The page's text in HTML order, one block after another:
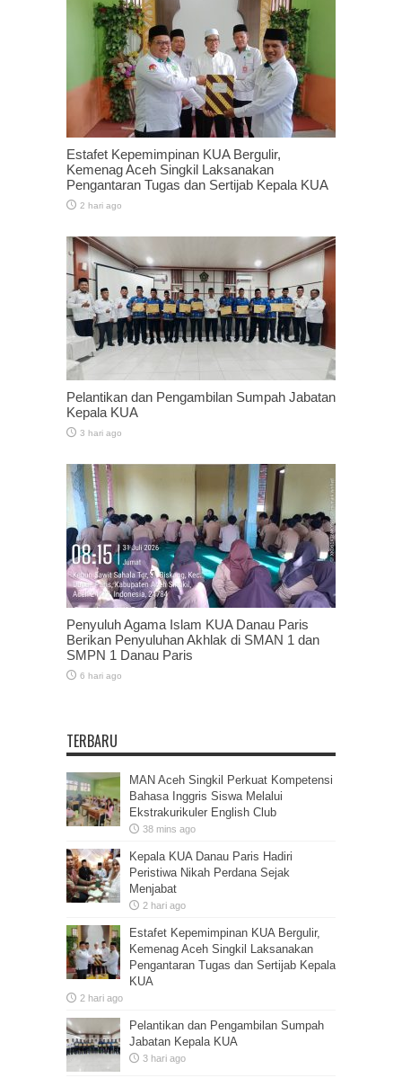
Estafet Kepemimpinan KUA Bergulir,
Kemenag Aceh Singkil Laksanakan
Pengantaran Tugas dan Sertijab Kepala KUA
2 hari ago
Pelantikan dan Pengambilan Sumpah Jabatan
Kepala KUA
3 hari ago
Penyuluh Agama Islam KUA Danau Paris
Berikan Penyuluhan Akhlak di SMAN 1 dan
SMPN 1 Danau Paris
6 hari ago
TERBARU
MAN Aceh Singkil Perkuat Kompetensi
Bahasa Inggris Siswa Melalui
Ekstrakurikuler English Club
38 mins ago
Kepala KUA Danau Paris Hadiri
Peristiwa Nikah Perdana Sejak
Menjabat
2 hari ago
Estafet Kepemimpinan KUA Bergulir,
Kemenag Aceh Singkil Laksanakan
Pengantaran Tugas dan Sertijab Kepala
KUA
2 hari ago
Pelantikan dan Pengambilan Sumpah
Jabatan Kepala KUA
3 hari ago